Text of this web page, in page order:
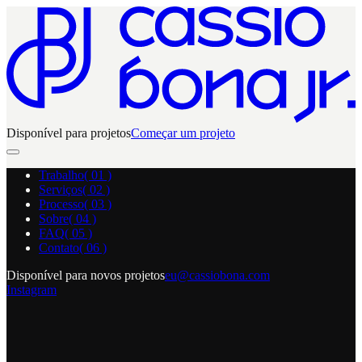
Disponível para projetosComeçar um projeto
Trabalho( 01 )
Serviços( 02 )
Processo( 03 )
Sobre( 04 )
FAQ( 05 )
Contato( 06 )
Disponível para novos projetoseu@cassiobona.com
Instagram